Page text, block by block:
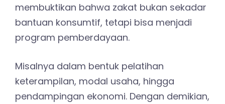
membuktikan bahwa zakat bukan sekadar
bantuan konsumtif, tetapi bisa menjadi
program pemberdayaan.
Misalnya dalam bentuk pelatihan
keterampilan, modal usaha, hingga
pendampingan ekonomi. Dengan demikian,